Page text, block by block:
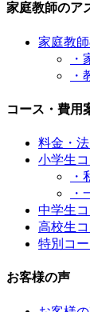
家庭教師のア
家庭教
コース・費用
料金・
小学生
・
・
中学生
高校生
特別コ
お客様の声